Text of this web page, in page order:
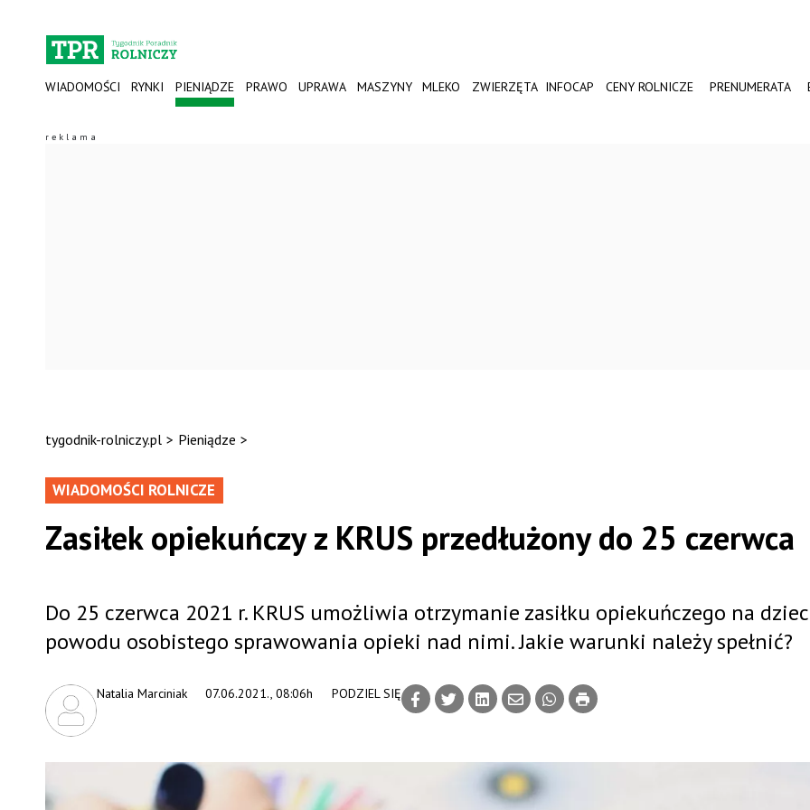
WIADOMOŚCI RYNKI PIENIĄDZE PRAWO UPRAWA MASZYNY MLEKO ZWIERZĘTA INFOCAP CENY ROLNICZE PRENUMERATA
tygodnik-rolniczy.pl > Pieniądze >
WIADOMOŚCI ROLNICZE
Zasiłek opiekuńczy z KRUS przedłużony do 25 czerwca
07.06.2021., 08:06h
Natalia Marciniak PODZIEL SIĘ
Do 25 czerwca 2021 r. KRUS umożliwia otrzymanie zasiłku opiekuńczego na
powodu osobistego sprawowania opieki nad nimi. Jakie warunki należy spełnić?